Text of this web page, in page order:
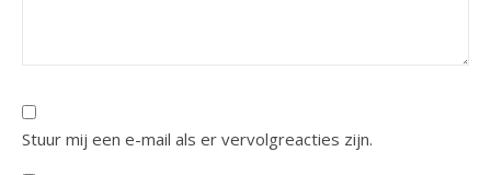
Stuur mij een e-mail als er vervolgreacties zijn.